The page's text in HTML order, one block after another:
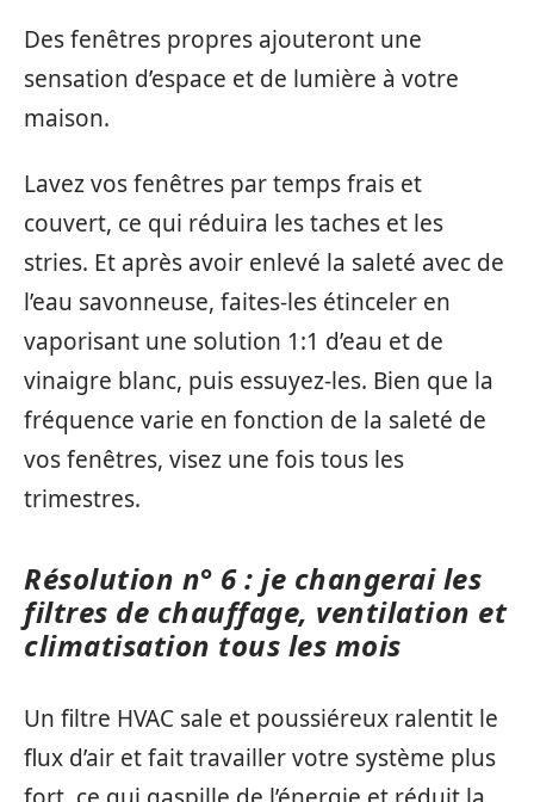
Des fenêtres propres ajouteront une
sensation d’espace et de lumière à votre
maison.
Lavez vos fenêtres par temps frais et
couvert, ce qui réduira les taches et les
stries. Et après avoir enlevé la saleté avec de
l’eau savonneuse, faites-les étinceler en
vaporisant une solution 1:1 d’eau et de
vinaigre blanc, puis essuyez-les. Bien que la
fréquence varie en fonction de la saleté de
vos fenêtres, visez une fois tous les
trimestres.
Résolution n° 6 : je changerai les
filtres de chauffage, ventilation et
climatisation tous les mois
Un filtre HVAC sale et poussiéreux ralentit le
flux d’air et fait travailler votre système plus